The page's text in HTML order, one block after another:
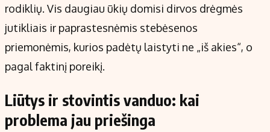
rodiklių. Vis daugiau ūkių domisi dirvos drėgmės
jutikliais ir paprastesnėmis stebėsenos
priemonėmis, kurios padėtų laistyti ne „iš akies“, o
pagal faktinį poreikį.
Liūtys ir stovintis vanduo: kai
problema jau priešinga